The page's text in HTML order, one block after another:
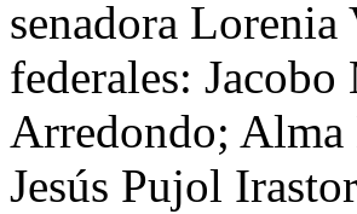
senadora
federales:
Arredondo; Alma
Jesús Pujol